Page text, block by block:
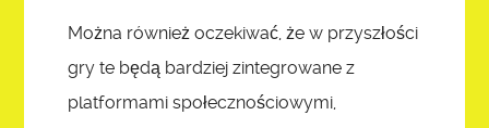
Można również oczekiwać, że w przyszłości
gry te będą bardziej zintegrowane z
platformami społecznościowymi,